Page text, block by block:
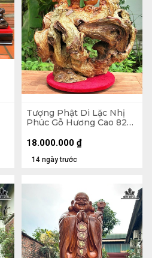
Tượng Phật Di Lặc Nhị
Phúc Gỗ Hương Cao 82
14 ngày trước
18.000.000 ₫